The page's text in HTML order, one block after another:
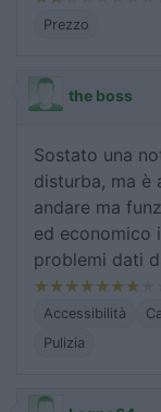
Prezzo
the boss
Sostato una
disturba, ma è
andare ma
ed economico
problemi dati
Accessibilità
Pulizia